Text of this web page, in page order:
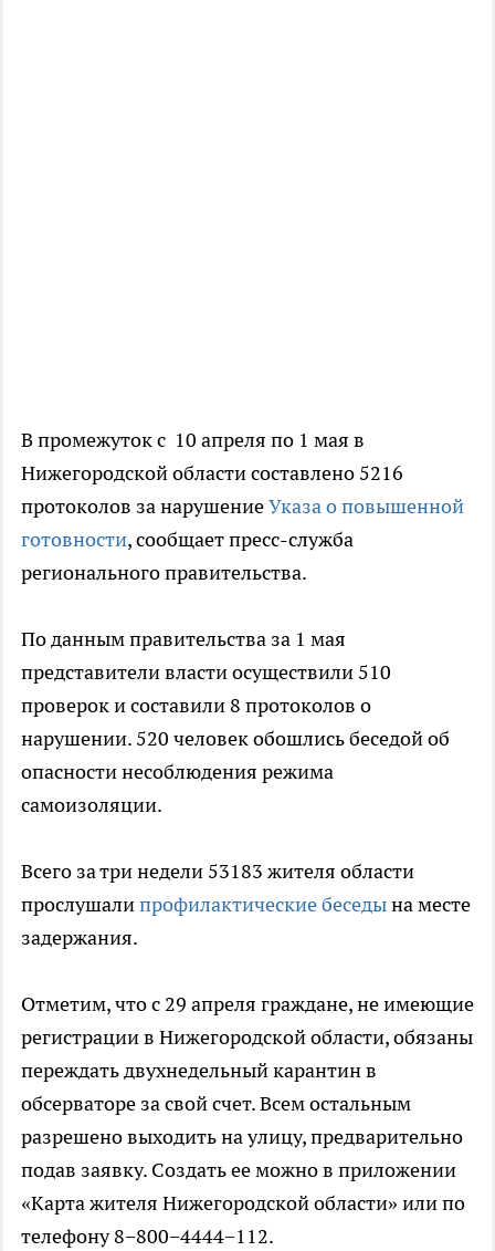
В промежуток с 10 апреля по 1 мая в
Нижегородской области составлено 5216
протоколов за нарушениеУказа о повышенной
готовности, сообщает пресс-служба
регионального правительства.
По данным правительства за 1 мая
представители власти осуществили 510
проверок и составили 8 протоколов о
нарушении. 520 человек обошлись беседой об
опасности несоблюдения режима
самоизоляции.
Всего за три недели 53183 жителя области
прослушалипрофилактические беседына месте
задержания.
Отметим, что с 29 апреля граждане, не имеющие
регистрации в Нижегородской области, обязаны
переждать двухнедельный карантин в
обсерваторе за свой счет. Всем остальным
разрешено выходить на улицу, предварительно
подав заявку. Создать ее можно в приложении
«Карта жителя Нижегородской области» или по
телефону 8−800−4444−112.